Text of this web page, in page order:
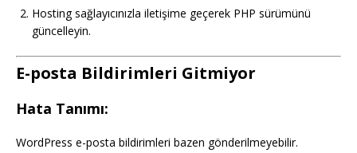
Hosting sağlayıcınızla iletişime geçerek PHP sürümünü
güncelleyin.
E-posta Bildirimleri Gitmiyor
Hata Tanımı:
WordPress e-posta bildirimleri bazen gönderilmeyebilir.